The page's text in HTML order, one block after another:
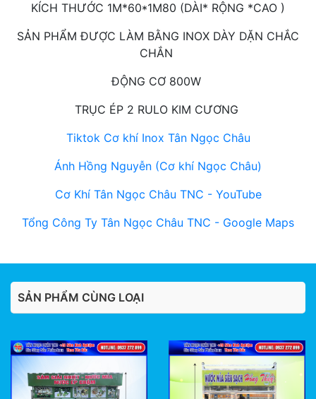
KÍCH THƯỚC 1M*60*1M80 (DÀI* RỘNG *CAO )
SẢN PHẨM ĐƯỢC LÀM BẰNG INOX DÀY DẶN CHẮC
CHẮN
ĐỘNG CƠ 800W
TRỤC ÉP 2 RULO KIM CƯƠNG
Tiktok Cơ khí Inox Tân Ngọc Châu
Ánh Hồng Nguyễn (Cơ khí Ngọc Châu)
Cơ Khí Tân Ngọc Châu TNC - YouTube
Tổng Công Ty Tân Ngọc Châu TNC - Google Maps
SẢN PHẨM CÙNG LOẠI